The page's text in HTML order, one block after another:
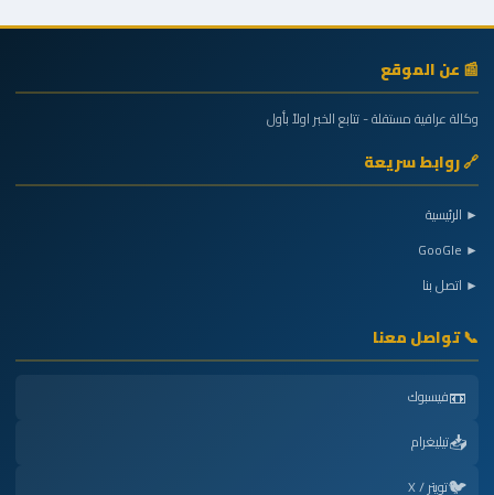
📰 عن الموقع
وكالة عراقية مستقلة - تتابع الخبر اولاً بأول
🔗 روابط سريعة
► الرئيسية
► GooGle
► اتصل بنا
📞 تواصل معنا
📼فيسبوك
📥تيليغرام
🐦تويتر / X